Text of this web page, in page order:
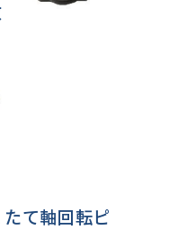
たて軸回転ピ